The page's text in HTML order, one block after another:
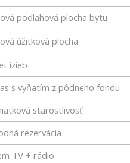
podlahová plocha bytu
úžitková plocha
izieb
s vyňatím z pôdneho fondu
starostlivosť
rezervácia
TV + rádio